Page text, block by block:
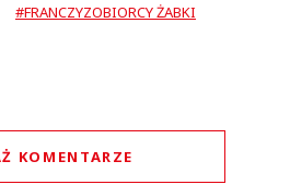
#FRANCZYZOBIORCY ŻABKI
KOMENTARZE